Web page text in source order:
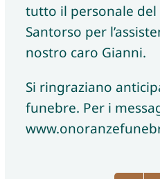
tutto il personale del
Santorso per
nostro caro Gianni.
Si ringraziano
funebre. Per i